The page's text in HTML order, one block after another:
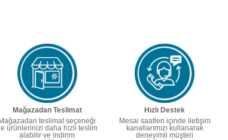
Mağazadan Teslimat
Mağazadan teslimat seçeneği
ürünlerinizi daha hızlı teslim
alabilir ve indirim
Hızlı Destek
Mesai saatleri içinde iletişim
kanallarımızı kullanarak
deneyimli müşteri